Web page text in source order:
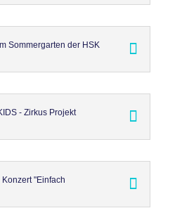
Sommergarten der HSK
- Zirkus Projekt
"Einfach